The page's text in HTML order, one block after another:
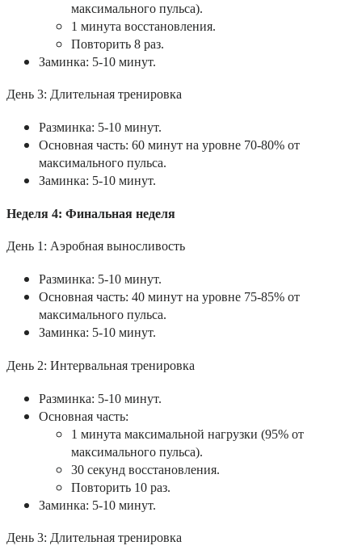
максимального пульса).
1 минута восстановления.
Повторить 8 раз.
Заминка: 5-10 минут.
День 3: Длительная тренировка
Разминка: 5-10 минут.
Основная часть: 60 минут на уровне 70-80% от
максимального пульса.
Заминка: 5-10 минут.
Неделя 4: Финальная неделя
День 1: Аэробная выносливость
Разминка: 5-10 минут.
Основная часть: 40 минут на уровне 75-85% от
максимального пульса.
Заминка: 5-10 минут.
День 2: Интервальная тренировка
Разминка: 5-10 минут.
Основная часть:
1 минута максимальной нагрузки (95% от
максимального пульса).
30 секунд восстановления.
Повторить 10 раз.
Заминка: 5-10 минут.
День 3: Длительная тренировка